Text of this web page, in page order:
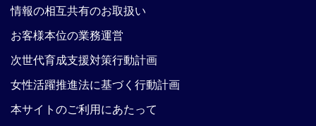
情報の相互共有のお取扱い
お客様本位の業務運営
次世代育成支援対策行動計画
女性活躍推進法に基づく行動計画
本サイトのご利用にあたって